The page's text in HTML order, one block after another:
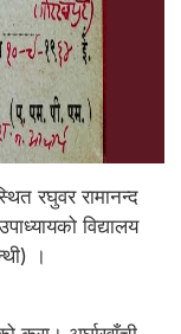
रघुवर रामानन्द
विद्यालय
।